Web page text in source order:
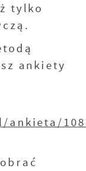
tylko
ankiety